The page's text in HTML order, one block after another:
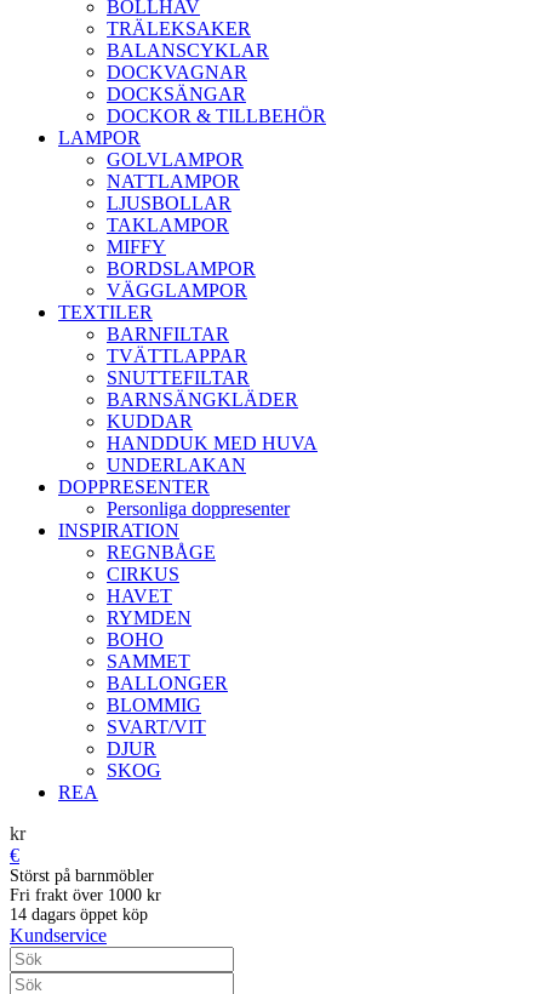
BOLLHAV
TRÄLEKSAKER
BALANSCYKLAR
DOCKVAGNAR
DOCKSÄNGAR
DOCKOR & TILLBEHÖR
LAMPOR
GOLVLAMPOR
NATTLAMPOR
LJUSBOLLAR
TAKLAMPOR
MIFFY
BORDSLAMPOR
VÄGGLAMPOR
TEXTILER
BARNFILTAR
TVÄTTLAPPAR
SNUTTEFILTAR
BARNSÄNGKLÄDER
KUDDAR
HANDDUK MED HUVA
UNDERLAKAN
DOPPRESENTER
Personliga doppresenter
INSPIRATION
REGNBÅGE
CIRKUS
HAVET
RYMDEN
BOHO
SAMMET
BALLONGER
BLOMMIG
SVART/VIT
DJUR
SKOG
REA
kr
€
Störst på barnmöbler
Fri frakt över 1000 kr
14 dagars öppet köp
Kundservice